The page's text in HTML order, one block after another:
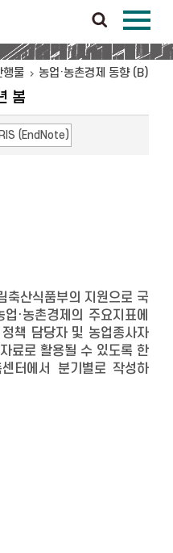
행물 농업·농촌경제 동향 (B)
봄
RIS (EndNote)
축산식품부의 지원으로 국
·농촌경제의 주요지표에
책 담당자 및 농업종사자
료로 활용될 수 있도록 한
터에서 분기별로 작성하